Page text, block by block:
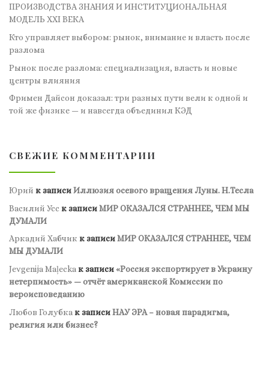
ПРОИЗВОДСТВА ЗНАНИЯ И ИНСТИТУЦИОНАЛЬНАЯ
МОДЕЛЬ XXI ВЕКА
Кто управляет выбором: рынок, внимание и власть после
разлома
Рынок после разлома: специализация, власть и новые
центры влияния
Фримен Дайсон доказал: три разных пути вели к одной и
той же физике — и навсегда объединил КЭД
СВЕЖИЕ КОММЕНТАРИИ
Юрий к записиИллюзия осевого вращения Луны. Н.Тесла
Василий Усс к записиМИР ОКАЗАЛСЯ СТРАННЕЕ, ЧЕМ МЫ
ДУМАЛИ
Аркадий Хабчик к записиМИР ОКАЗАЛСЯ СТРАННЕЕ, ЧЕМ
МЫ ДУМАЛИ
Jevgenija Maļecka к записи«Россия экспортирует в Украину
нетерпимость» — отчёт американской Комиссии по
вероисповеданию
Любов Голубка к записиНАУ ЭРА – новая парадигма,
религия или бизнес?